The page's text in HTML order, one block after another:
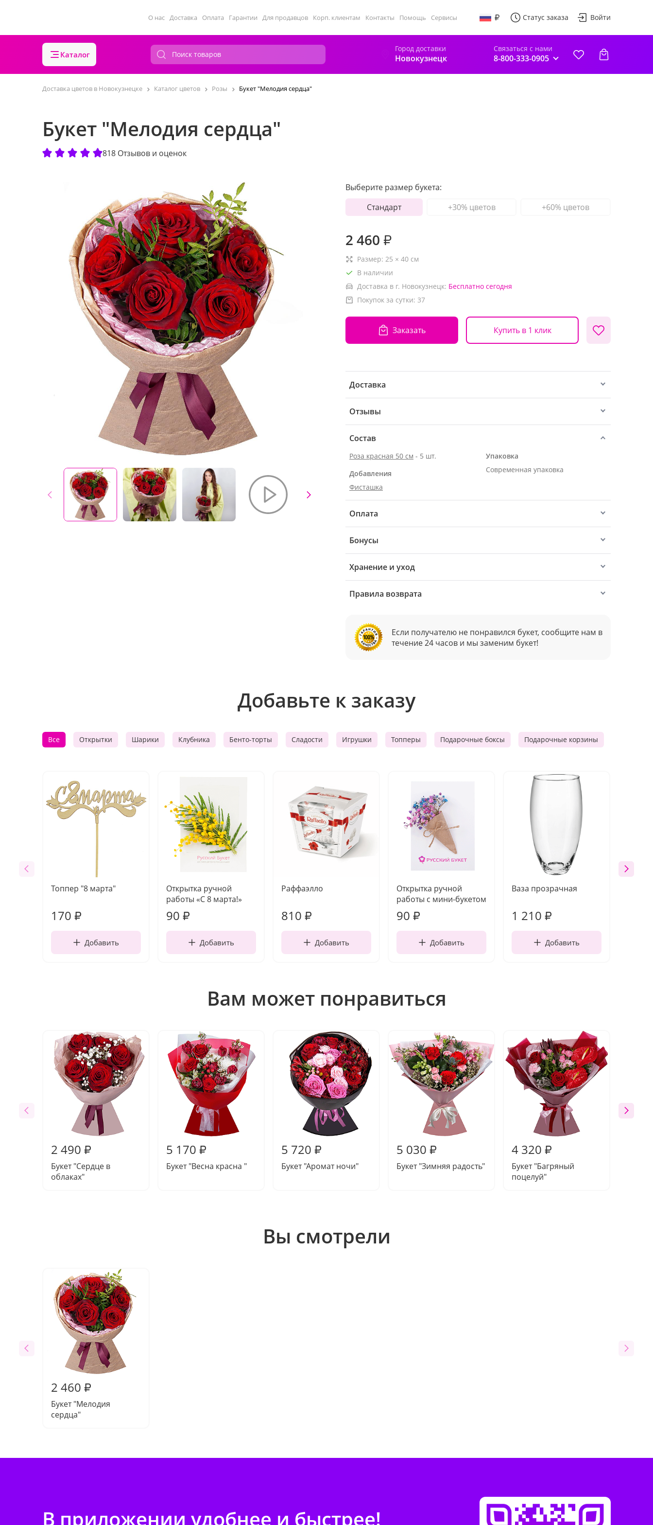
О нас Доставка Оплата Гарантии Для продавцов Корп. клиентам Контакты Помощь Сервисы Статус заказа Войти
Каталог
Город доставки
Новокузнецк
Связаться с нами
8-800-333-0905
Доставка цветов в Новокузнецке Каталог цветов Розы Букет "Мелодия сердца"
Букет "Мелодия сердца"
818 Отзывов и оценок
Выберите размер букета:
Стандарт
+30% цветов +60% цветов
2 460 ₽
Размер: 25 × 40 см
В наличии
Доставка в г. Новокузнецк: Бесплатно сегодня
Покупок за сутки: 37
Заказать Купить в 1 клик
Доставка
Отзывы
Состав
Роза красная 50 см - 5 шт.
Добавления
Фисташка
Упаковка
Современная упаковка
Оплата
Бонусы
Хранение и уход
Правила возврата
Если получателю не понравился букет, сообщите нам в
течение 24 часов и мы заменим букет!
Добавьте к заказу
Все Открытки Шарики Клубника Бенто-торты Сладости Игрушки Топперы Подарочные боксы Подарочные корзины
Топпер "8 марта"
170 ₽
Добавить
Открытка ручной
работы «С 8 марта!»
90 ₽
Добавить
Раффаэлло
810 ₽
Добавить
Открытка ручной
работы с мини-букетом
90 ₽
Добавить
Ваза прозрачная
1 210 ₽
Добавить
Вам может понравиться
2 490 ₽
Букет "Сердце в
облаках"
5 170 ₽
Букет "Весна красна "
5 720 ₽
Букет "Аромат ночи"
5 030 ₽
Букет "Зимняя радость"
4 320 ₽
Букет "Багряный
поцелуй"
Вы смотрели
2 460 ₽
Букет "Мелодия
сердца"
В приложении удобнее и быстрее!